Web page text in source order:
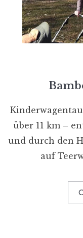
über 11 km –
und durch den
auf